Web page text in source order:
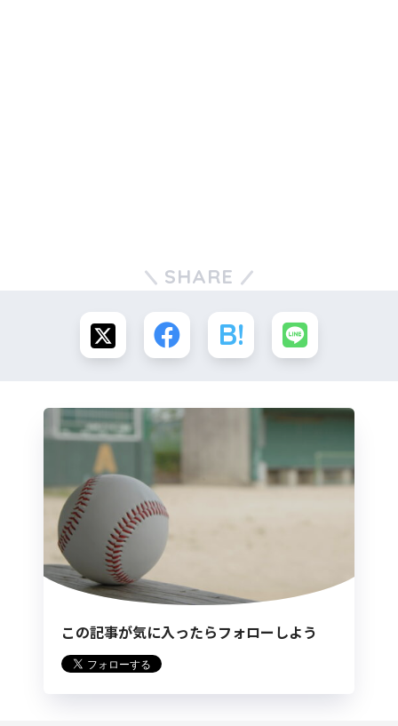
SHARE
この記事が気に入ったらフォローしよう